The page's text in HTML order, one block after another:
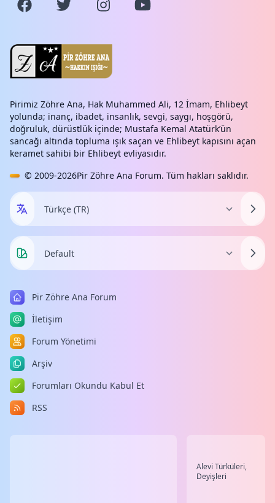
Pirimiz Zöhre Ana, Hak Muhammed Ali, 12 İmam, Ehlibeyt
yolunda; inanç, ibadet, insanlık, sevgi, saygı, hoşgörü,
doğruluk, dürüstlük içinde; Mustafa Kemal Atatürk’ün
sancağı altında topluma ışık saçan ve Ehlibeyt kapısını açan
keramet sahibi bir Ehlibeyt evliyasıdır.
© 2009-2026Pir Zöhre Ana Forum. Tüm hakları saklıdır.
Pir Zöhre Ana Forum
İletişim
Forum Yönetimi
Arşiv
Forumları Okundu Kabul Et
RSS
Alevi Türküleri,
Deyişleri